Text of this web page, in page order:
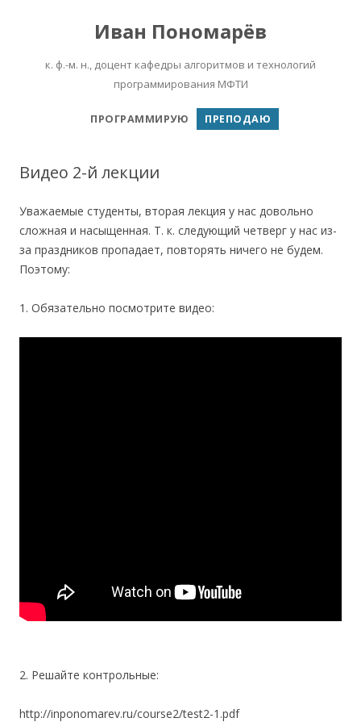
Иван Пономарёв
к. ф.-м. н., доцент кафедры алгоритмов и технологий
программирования МФТИ
Перейти к содержимому
ПРОГРАММИРУЮ ПРЕПОДАЮ
Видео 2-й лекции
Уважаемые студенты, вторая лекция у нас довольно
сложная и насыщенная. Т. к. следующий четверг у нас из-
за праздников пропадает, повторять ничего не будем.
Поэтому:
1. Обязательно посмотрите видео:
2. Решайте контрольные:
http://inponomarev.ru/course2/test2-1.pdf